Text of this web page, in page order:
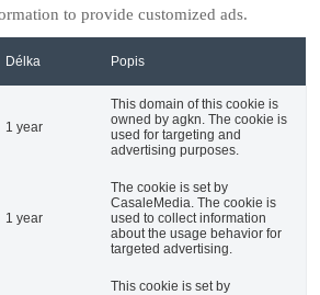
to provide customized ads.
Délka Popis
1 year
This domain of this cookie is
owned by agkn. The cookie is
used for targeting and
advertising purposes.
1 year
The cookie is set by
CasaleMedia. The cookie is
used to collect information
about the usage behavior for
targeted advertising.
This cookie is set by